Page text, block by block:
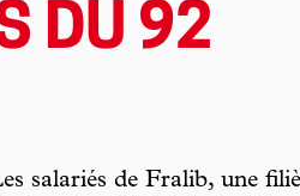
DU 92
salariés de Fralib, une